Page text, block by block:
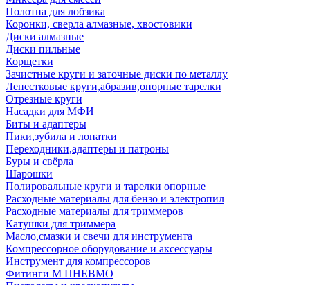
Полотна для лобзика
Коронки, сверла алмазные, хвостовики
Диски алмазные
Диски пильные
Корщетки
Зачистные круги и заточные диски по металлу
Лепестковые круги,абразив,опорные тарелки
Отрезные круги
Насадки для МФИ
Биты и адаптеры
Пики,зубила и лопатки
Переходники,адаптеры и патроны
Буры и свёрла
Шарошки
Полировальные круги и тарелки опорные
Расходные материалы для бензо и электропил
Расходные материалы для триммеров
Катушки для триммера
Масло,смазки и свечи для инструмента
Компрессорное оборудование и аксессуары
Инструмент для компрессоров
Фитинги М ПНЕВМО